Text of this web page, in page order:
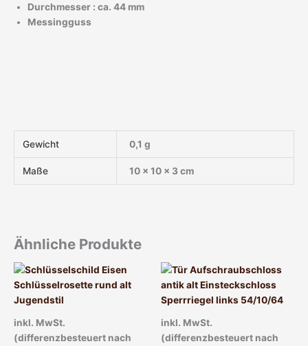
Durchmesser : ca. 44 mm
Messingguss
Gewicht 0,1 g
Maße 10 × 10 × 3 cm
Ähnliche Produkte
inkl. MwSt.
(differenzbesteuert nach
inkl. MwSt.
(differenzbesteuert nach